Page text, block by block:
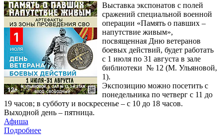
Выставка экспонатов с полей
сражений специальной военной
операции «Память о павших –
напутствие живым»,
посвященная Дню ветеранов
боевых действий, будет работать
с 1 июля по 31 августа в зале
библиотеки № 12 (М. Ульяновой,
1).
Экспозицию можно посетить с
понедельника по четверг с 11 до
19 часов; в субботу и воскресенье – с 10 до 18 часов.
Выходной день – пятница.
Афиша
Подробнее